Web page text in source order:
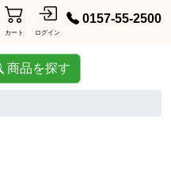
カート ログイン
0157-55-2500
商品を探す